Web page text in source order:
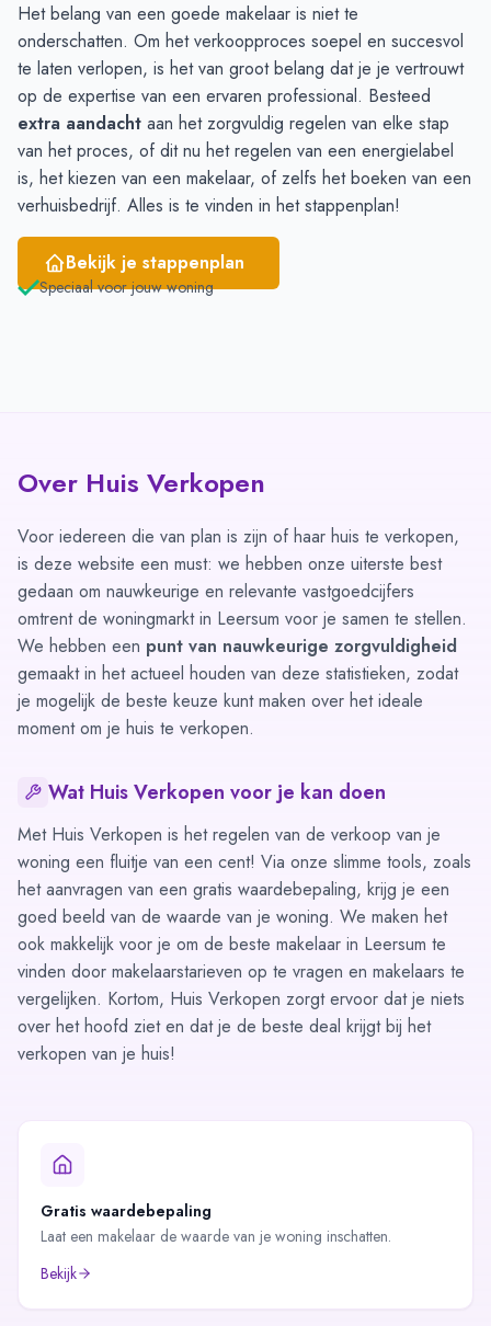
April
25
33
Mei
26
45
Juni
29 38
Het belang van een goede makelaar is niet te
onderschatten. Om het verkoopproces soepel en succesvol
te laten verlopen, is het van groot belang dat je je vertrouwt
op de expertise van een ervaren professional. Besteed
extra aandacht aan het zorgvuldig regelen van elke stap
van het proces, of dit nu het regelen van een energielabel
is, het kiezen van een makelaar, of zelfs het boeken van een
verhuisbedrijf. Alles is te vinden in het stappenplan!
Bekijk je stappenplan
Speciaal voor jouw woning
Over Huis Verkopen
Voor iedereen die van plan is zijn of haar huis te verkopen,
is deze website een must: we hebben onze uiterste best
gedaan om nauwkeurige en relevante vastgoedcijfers
omtrent de woningmarkt in Leersum voor je samen te stellen.
We hebben een punt van nauwkeurige zorgvuldigheid
gemaakt in het actueel houden van deze statistieken, zodat
je mogelijk de beste keuze kunt maken over het ideale
moment om je huis te verkopen.
Wat Huis Verkopen voor je kan doen
Met Huis Verkopen is het regelen van de verkoop van je
woning een fluitje van een cent! Via onze slimme tools, zoals
het aanvragen van een gratis waardebepaling, krijg je een
goed beeld van de waarde van je woning. We maken het
ook makkelijk voor je om de beste makelaar in Leersum te
vinden door makelaarstarieven op te vragen en makelaars te
vergelijken. Kortom, Huis Verkopen zorgt ervoor dat je niets
over het hoofd ziet en dat je de beste deal krijgt bij het
verkopen van je huis!
Gratis waardebepaling
Laat een makelaar de waarde van je woning inschatten.
Bekijk